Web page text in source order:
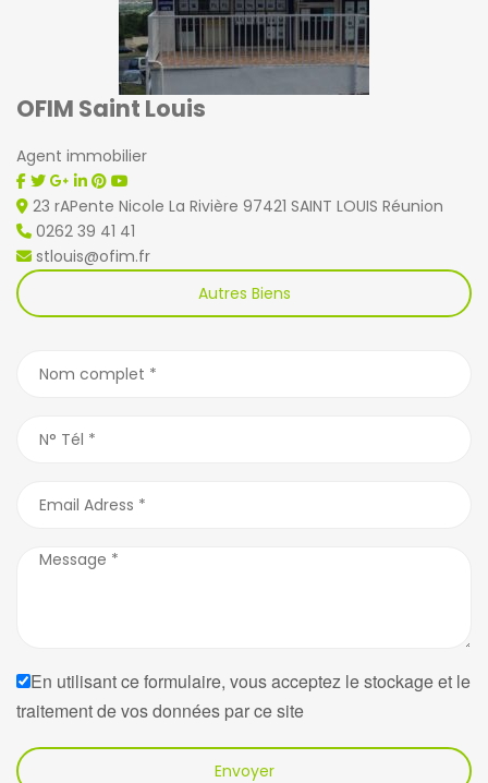
OFIM Saint Louis
Agent immobilier
23 rAPente Nicole La Rivière 97421 SAINT LOUIS Réunion
0262 39 41 41
stlouis@ofim.fr
Autres Biens
En utilisant ce formulaire, vous acceptez le stockage et le
traitement de vos données par ce site
Envoyer